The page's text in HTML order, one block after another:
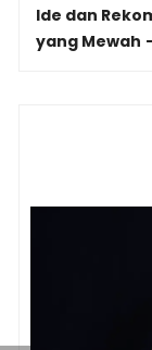
Ide dan
yang Mewah